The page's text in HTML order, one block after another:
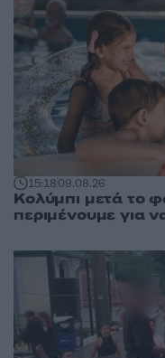
15:1809.08.26
Κολύμπι μετά το
περιμένουμε για